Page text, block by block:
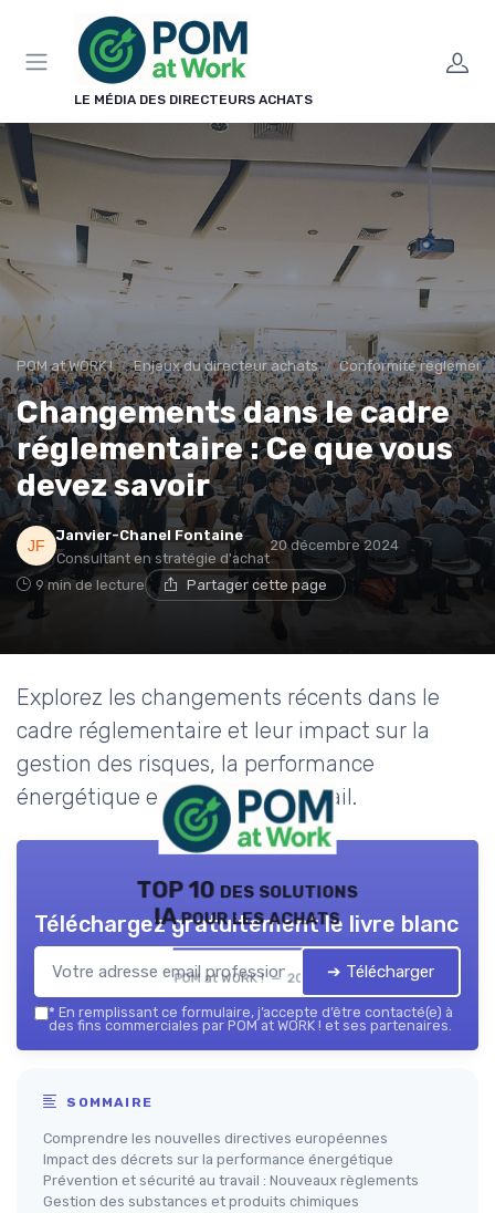
LE MÉDIA DES DIRECTEURS ACHATS
POM at WORK ! Enjeux du directeur achats Conformité
Changements dans le cadre
réglementaire : Ce que vous
devez savoir
Janvier-Chanel Fontaine
Consultant en stratégie d'achat
20 décembre 2024
9 min de lecture Partager cette page
Explorez les changements récents dans le
cadre réglementaire et leur impact sur la
gestion des risques, la performance
énergétique et la santé au travail.
TOP 10 des solutions
IA pour les achats
POM at WORK ! — 2026
Téléchargez gratuitement le livre blanc
➔ Télécharger
* En remplissant ce formulaire, j’accepte d’être contacté(e) à
des fins commerciales par POM at WORK ! et ses partenaires.
SOMMAIRE
Comprendre les nouvelles directives européennes
Impact des décrets sur la performance énergétique
Prévention et sécurité au travail : Nouveaux règlements
Gestion des substances et produits chimiques
Panneau de gestion des cookies